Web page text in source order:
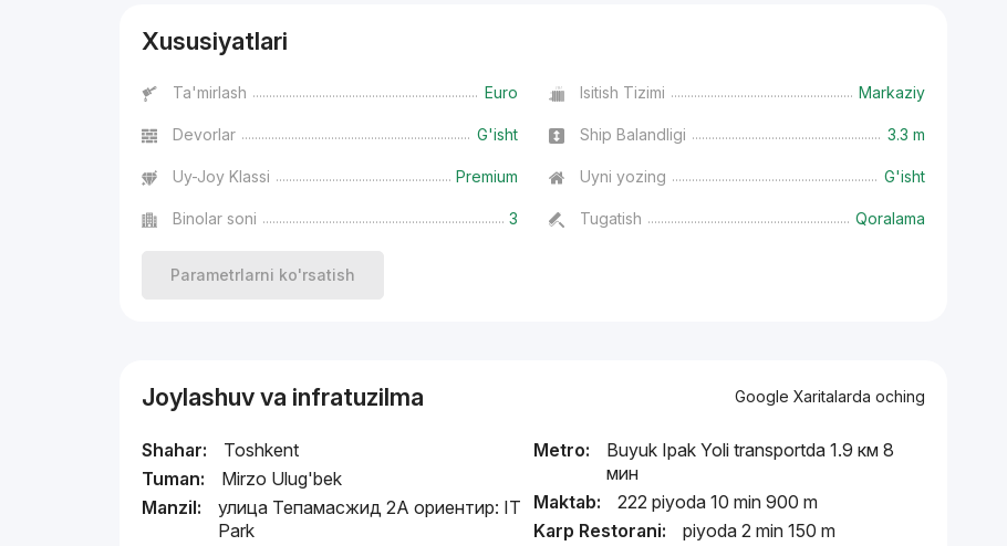
Xususiyatlari
Ta'mirlash Euro Isitish Tizimi Markaziy
Devorlar G'isht Ship Balandligi 3.3 m
Uy-Joy Klassi Premium Uyni yozing G'isht
Binolar soni 3 Tugatish Qoralama
Parametrlarni ko'rsatish
Joylashuv va infratuzilma Google Xaritalarda oching
Shahar:
Toshkent
Tuman:
Mirzo Ulug'bek
Manzil:
улица Тепамасжид 2А ориентир: IT
Park
Metro:
Buyuk Ipak Yoli transportda 1.9 км 8
мин
Maktab:
222 piyoda 10 min 900 m
Karp Restorani:
piyoda 2 min 150 m